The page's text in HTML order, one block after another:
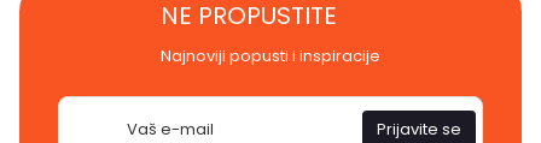
NE PROPUSTITE
Najnoviji popusti i inspiracije
Prijavite se